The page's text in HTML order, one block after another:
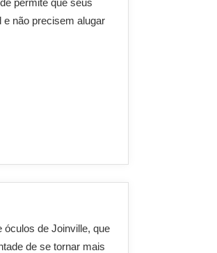
permite que seus
e não precisem alugar
óculos de Joinville, que
de se tornar mais